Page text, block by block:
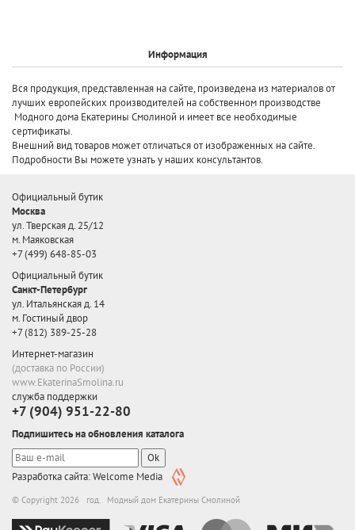
Информация
Вся продукция, представленная на сайте, произведена из материалов от
лучших европейских производителей на собственном производстве
Модного дома Екатерины Смолиной и имеет все необходимые
сертификаты.
Внешний вид товаров может отличаться от изображенных на сайте.
Подробности Вы можете узнать у наших консультантов.
Официальный бутик
Москва
ул. Тверская д. 25/12
м. Маяковская
+7 (499) 648-85-03
Официальный бутик
Санкт-Петербург
ул. Итальянская д. 14
м. Гостиный двор
+7 (812) 389-25-28
Интернет-магазин
(доставка по России)
www.EkaterinaSmolina.ru
служба поддержки
+7 (904) 951-22-80
Подпишитесь на обновления каталога
Ok
Разработка сайта: Welcome Media
© Copyright 2026 год. Модный дом Екатерины Смолиной